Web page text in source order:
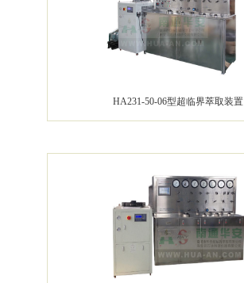
HA231-50-06型超临界萃取装置